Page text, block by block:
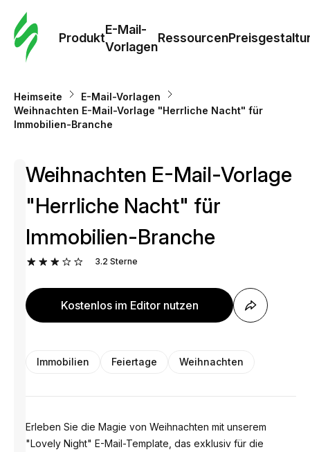
Produkt
E-Mail-
Vorlagen
Ressourcen
Heimseite
E-Mail-Vorlagen
Weihnachten E-Mail-Vorlage "Herrliche Nacht" für
Immobilien-Branche
Weihnachten E-Mail-Vorlage
"Herrliche Nacht" für
Immobilien-Branche
3.2 Sterne
Kostenlos im Editor nutzen
Immobilien Feiertage Weihnachten
Erleben Sie die Magie von Weihnachten mit unserem
"Lovely Night" E-Mail-Template, das exklusiv für die